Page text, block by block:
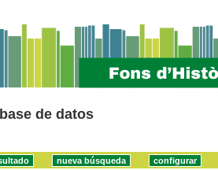
de datos